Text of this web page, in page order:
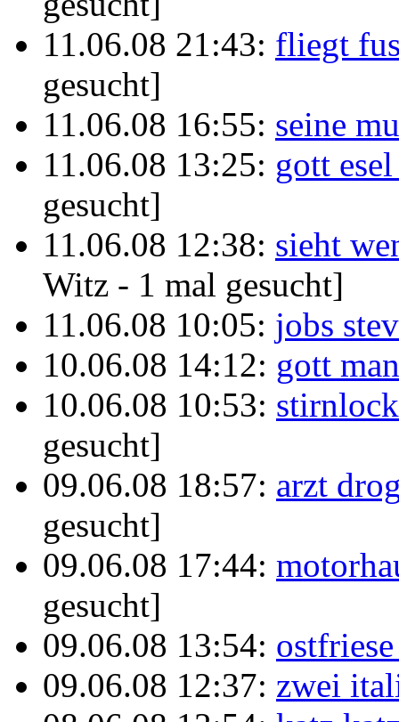
11.06.08 21:43: fliegt
gesucht]
11.06.08 16:55: seine
11.06.08 13:25: gott
gesucht]
11.06.08 12:38: sieht
Witz - 1 mal gesucht]
11.06.08 10:05: jobs
10.06.08 14:12: gott
10.06.08 10:53:
gesucht]
09.06.08 18:57: arzt
gesucht]
09.06.08 17:44:
gesucht]
09.06.08 13:54:
09.06.08 12:37: zwei